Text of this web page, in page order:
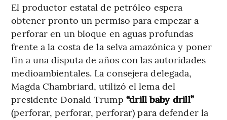
El productor estatal de petróleo espera
obtener pronto un permiso para empezar a
perforar en un bloque en aguas profundas
frente a la costa de la selva amazónica y poner
fin a una disputa de años con las autoridades
medioambientales. La consejera delegada,
Magda Chambriard, utilizó el lema del
presidente Donald Trump “drill baby drill”
(perforar, perforar, perforar) para defender la